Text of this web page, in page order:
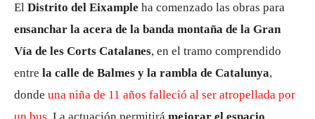
El Distrito del Eixample ha comenzado las obras para
ensanchar la acera de la banda montaña de la Gran
Vía de les Corts Catalanes, en el tramo comprendido
entre la calle de Balmes y la rambla de Catalunya,
donde una niña de 11 años falleció al ser atropellada por